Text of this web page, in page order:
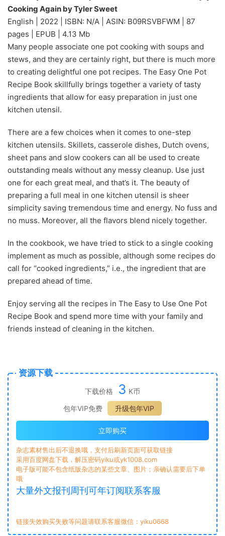
Cooking Again by Tyler Sweet
English | 2022 | ISBN: N/A | ASIN: B09RSVBFWM | 87
pages | EPUB | 4.13 Mb
Many people associate one pot cooking with soups and
stews, and they are certainly right, but there is much more
to creating delightful one pot recipes. The Easy One Pot
Recipe Book skillfully brings together a variety of tasty
ingredients that allow for easy preparation in just one
kitchen utensil.
There are a few choices when it comes to one-step
kitchen utensils. Skillets, casserole dishes, Dutch ovens,
sheet pans and slow cookers can all be used to create
outstanding meals without any messy cleanup. Use just
one for each great meal, and that’s it. The beauty of
preparing a full meal in one kitchen utensil is sheer
simplicity saving tremendous time and energy. No fuss and
no muss. Moreover, all the flavors blend nicely together.
In the cookbook, we have tried to stick to a single cooking
implement as much as possible, although some recipes do
call for “cooked ingredients,” i.e., the ingredient that are
prepared ahead of time.
Enjoy serving all the recipes in The Easy to Use One Pot
Recipe Book and spend more time with your family and
friends instead of cleaning in the kitchen.
资源下载
下载价格 3 K币
包年VIP免费
升级包年VIP
立即购买
杂志素材售出后不退换哦，支付后刷新页面可获取链接
采用百度网盘下载，解压密码yiku或yk1008.com
电子版可能不包含纸版杂志的某些文章、图片；亲确认需要后下单
哦
大量外文报刊周刊可年订阅联系客服
链接失效购买失败等问题请联系客服微信：yiku0668